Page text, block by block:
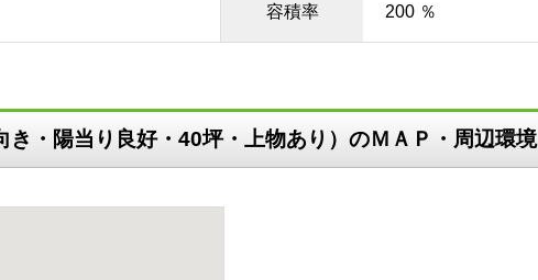
容積率 200 ％
き・陽当り良好・40坪・上物あり）のＭＡＰ・周辺環境